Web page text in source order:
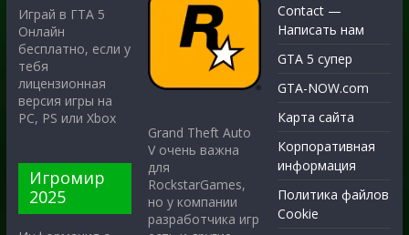
Играй в ГТА 5
Онлайн
бесплатно, если у
тебя
лицензионная
версия игры на
PC, PS или Xbox
Игромир
2025
Grand Theft Auto
V очень важна
для
RockstarGames,
но у компании
разработчика игр
Contact —
Написать нам
GTA 5 супер
GTA-NOW.com
Карта сайта
Корпоративная
информация
Политика файлов
Cookie